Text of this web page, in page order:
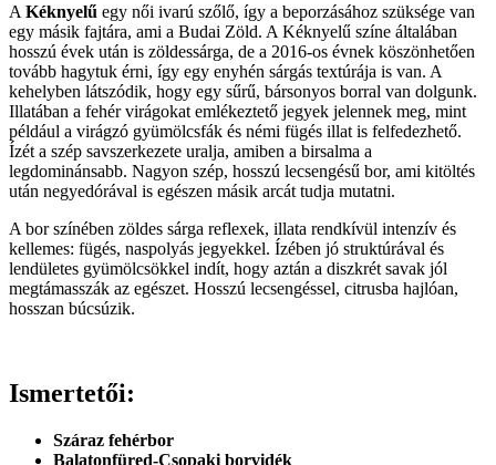
A Kéknyelű egy női ivarú szőlő, így a beporzásához szüksége van
egy másik fajtára, ami a Budai Zöld. A Kéknyelű színe általában
hosszú évek után is zöldessárga, de a 2016-os évnek köszönhetően
tovább hagytuk érni, így egy enyhén sárgás textúrája is van. A
kehelyben látszódik, hogy egy sűrű, bársonyos borral van dolgunk.
Illatában a fehér virágokat emlékeztető jegyek jelennek meg, mint
például a virágzó gyümölcsfák és némi fügés illat is felfedezhető.
Ízét a szép savszerkezete uralja, amiben a birsalma a
legdominánsabb. Nagyon szép, hosszú lecsengésű bor, ami kitöltés
után negyedórával is egészen másik arcát tudja mutatni.
A bor színében zöldes sárga reflexek, illata rendkívül intenzív és
kellemes: fügés, naspolyás jegyekkel. Ízében jó struktúrával és
lendületes gyümölcsökkel indít, hogy aztán a diszkrét savak jól
megtámasszák az egészet. Hosszú lecsengéssel, citrusba hajlóan,
hosszan búcsúzik.
Ismertetői:
Száraz fehérbor
Balatonfüred-Csopaki borvidék